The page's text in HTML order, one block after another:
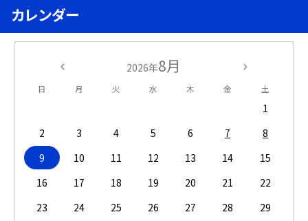
カレンダー
2026年8月
日 月 火 水 木 金 土
1
2
3 4 5 6 7
8
9
10 11 12 13 14
15
16
17 18 19 20 21
22
23
24 25 26 27 28
29